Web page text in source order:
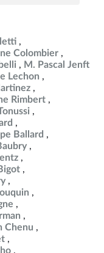
Colombier
M. Pascal Jenft
Lechon
Rimbert
Ballard
Chenu